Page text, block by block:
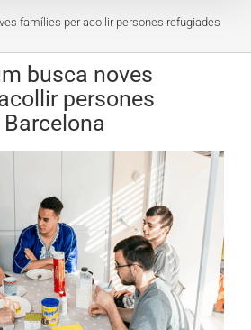
famílies per acollir persones refugiades
busca noves
persones